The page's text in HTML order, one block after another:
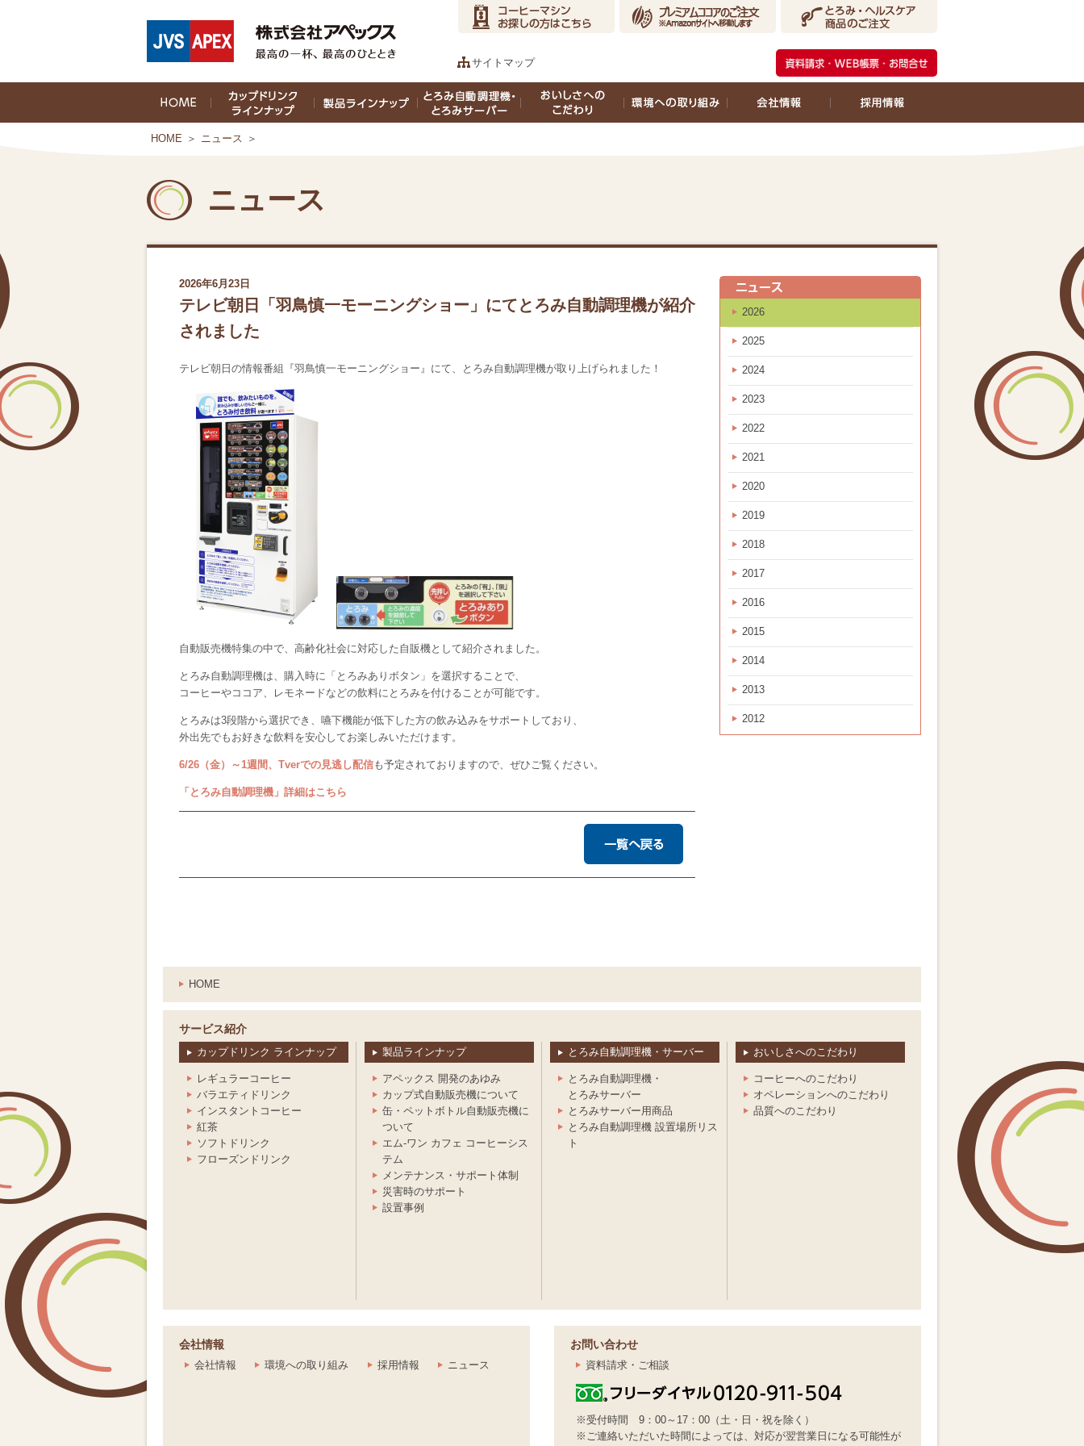
サイトマップ
HOME ＞ ニュース ＞
ニュース
2026年6月23日
テレビ朝日「羽鳥慎一モーニングショー」にてとろみ自動調理機が紹介
されました
テレビ朝日の情報番組『羽鳥慎一モーニングショー』にて、とろみ自動調理機が取り上げられました！
自動販売機特集の中で、高齢化社会に対応した自販機として紹介されました。
とろみ自動調理機は、購入時に「とろみありボタン」を選択することで、
コーヒーやココア、レモネードなどの飲料にとろみを付けることが可能です。
とろみは3段階から選択でき、嚥下機能が低下した方の飲み込みをサポートしており、
外出先でもお好きな飲料を安心してお楽しみいただけます。
6/26（金）～1週間、Tverでの見逃し配信も予定されておりますので、ぜひご覧ください。
「とろみ自動調理機」詳細はこちら
2026
2025
2024
2023
2022
2021
2020
2019
2018
2017
2016
2015
2014
2013
2012
HOME
サービス紹介
カップドリンク ラインナップ
レギュラーコーヒー
バラエティドリンク
インスタントコーヒー
紅茶
ソフトドリンク
フローズンドリンク
製品ラインナップ
アペックス 開発のあゆみ
カップ式自動販売機について
缶・ペットボトル自動販売機に
ついて
エム-ワン カフェ コーヒーシス
テム
メンテナンス・サポート体制
災害時のサポート
設置事例
とろみ自動調理機・サーバー
とろみ自動調理機・
とろみサーバー
とろみサーバー用商品
とろみ自動調理機 設置場所リス
ト
おいしさへのこだわり
コーヒーへのこだわり
オペレーションへのこだわり
品質へのこだわり
会社情報
会社情報 環境への取り組み 採用情報 ニュース
お問い合わせ
資料請求・ご相談
※受付時間 9：00～17：00（土・日・祝を除く）
※ご連絡いただいた時間によっては、対応が翌営業日になる可能性が